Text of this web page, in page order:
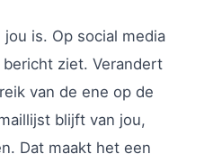
is. Op social media
ziet. Verandert
van de ene op de
blijft van jou,
Dat maakt het een